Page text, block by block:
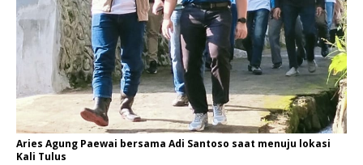
Aries Agung Paewai bersama Adi Santoso saat menuju lokasi
Kali Tulus